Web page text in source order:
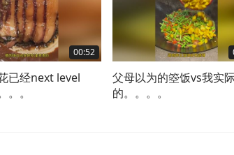
00:52
已经next level
。。
父母以为的箜饭vs我实
的。。。。